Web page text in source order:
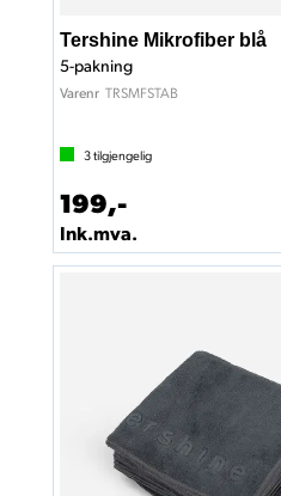
Tershine Mikrofiber blå
5-pakning
Varenr TRSMFSTAB
3tilgjengelig
199,-
Ink.mva.